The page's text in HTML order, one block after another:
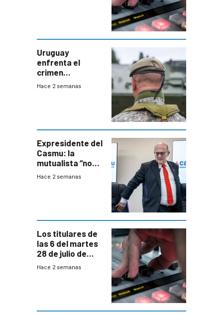
Uruguay
enfrenta el
crimen
organizado con
seguridad
Hace 2 semanas
Expresidente del
Casmu: la
mutualista “no
está para pagar”
Hace 2 semanas
Los titulares de
las 6 del martes
28 de julio de
2026
Hace 2 semanas